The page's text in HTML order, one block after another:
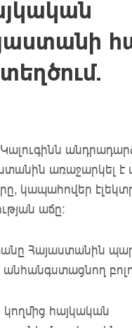
առաջարկել է
կապահովեր
աճը:
Հայաստանին
անհանգստացնող
հայկական